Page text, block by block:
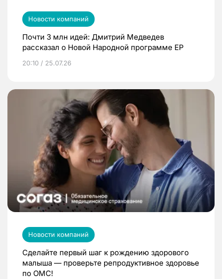
Новости компаний
Почти 3 млн идей: Дмитрий Медведев
рассказал о Новой Народной программе ЕР
20:10 / 25.07.26
Новости компаний
Сделайте первый шаг к рождению здорового
малыша — проверьте репродуктивное здоровье
по ОМС!